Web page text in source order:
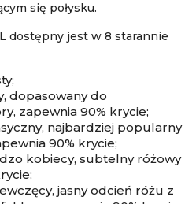
się połysku.
dostępny jest w 8 starannie
dopasowany do
zapewnia 90% krycie;
najbardziej popularny
90% krycie;
kobiecy, subtelny różowy
jasny odcień różu z